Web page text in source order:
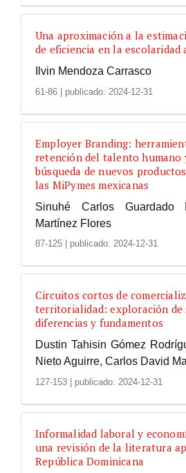
Una aproximación a la
de eficiencia en la escolaridad
Ilvin Mendoza Carrasco
61-86 | publicado: 2024-12-31
Employer Branding:
retención del talento humano
búsqueda de nuevos
las MiPymes mexicanas
Sinuhé Carlos Guardado
Martínez Flores
87-125 publicado: 2024-12-31
Circuitos cortos de
territorialidad: exploración de
diferencias y fundamentos
Dustin Tahisin Gómez
Nieto Aguirre, Carlos David
127-153 publicado: 2024-12-31
Informalidad laboral y
una revisión de la literatura
República Dominicana